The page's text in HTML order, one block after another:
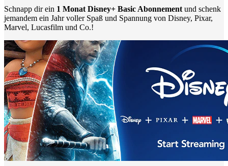
Schnapp dir ein 1 Monat Disney+ Basic Abonnement und schenk
jemandem ein Jahr voller Spaß und Spannung von Disney, Pixar,
Marvel, Lucasfilm und Co.!